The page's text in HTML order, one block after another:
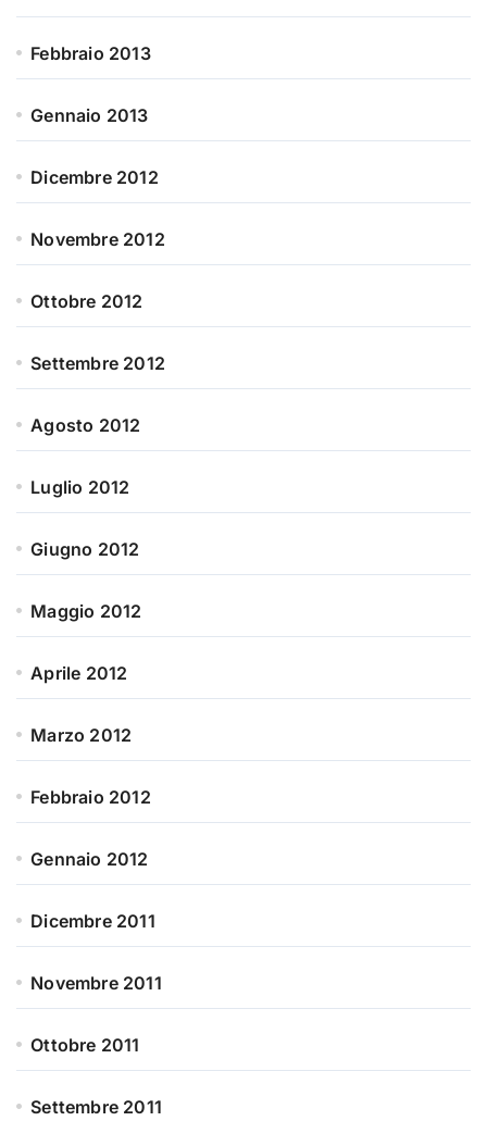
Febbraio 2013
Gennaio 2013
Dicembre 2012
Novembre 2012
Ottobre 2012
Settembre 2012
Agosto 2012
Luglio 2012
Giugno 2012
Maggio 2012
Aprile 2012
Marzo 2012
Febbraio 2012
Gennaio 2012
Dicembre 2011
Novembre 2011
Ottobre 2011
Settembre 2011